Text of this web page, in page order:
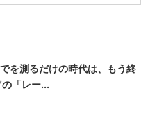
を測るだけの時代は、もう終
「レー...